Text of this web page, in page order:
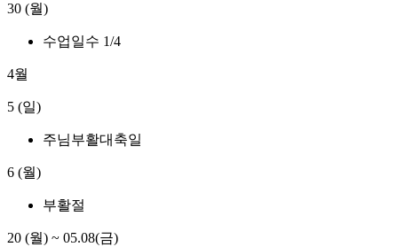
30 (월)
수업일수 1/4
4월
5 (일)
주님부활대축일
6 (월)
부활절
20 (월) ~ 05.08(금)